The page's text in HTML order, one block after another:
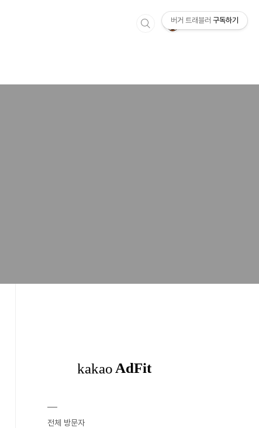
전체 방문자
버거 트래블러 구독하기